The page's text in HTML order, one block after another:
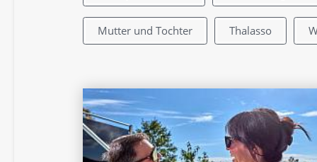
Mutter und Tochter Thalasso